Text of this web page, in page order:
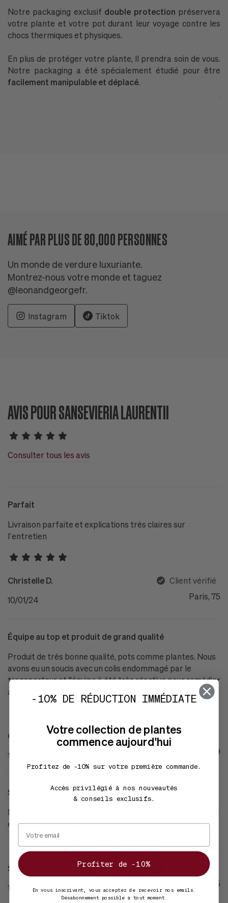
Notre packaging exclusif double protection préservera
votre plante et votre pot durant leur voyage contre les
chocs thermiques et physiques.
En plus de protéger votre plante, Il prendra soin de vous.
Notre packaging a été spécialement étudié pour être
facilement manipulable et déplacé.
AIMÉ PAR PLUS DE 80,000 PERSONNES
Un monde de verdure luxuriante.
Montrez-nous votre monde et taguez
@leonandgeorgefr.
Instagram Tiktok
AVIS POUR SANSEVIERIA LAURENTII
Consulter tous les avis
Parfait
Livraison parfaite et explications très claires sur
l’entretien
Christelle D.
Client vérifié
10/01/24
Paris, 75
Équipe au top et produit de grand qualité
Produit de très bonne qualité, pots comme plantes. Nous
avons eu un soucis avec un colis endommagé par le
transporteur et l'équipe à été très réactive pour remédier
au problème. Je recommande!
Oriane M.
Client vérifié
13/01/22
Niort, 79
Superbes plantes et super service
Merci pour votre gentillesse, les plantes sont magnifiques
et se portent au mieux
Sylvain H.
Client vérifié
14/03/20
Paris, 75
-10% DE RÉDUCTION IMMÉDIATE
Votre collection de plantes
commence aujourd'hui
Profitez de -10% sur votre première commande.
Accès privilégié à nos nouveautés
& conseils exclusifs.
Profiter de -10%
En vous inscrivant, vous acceptez de recevoir nos emails.
Désabonnement possible à tout moment.